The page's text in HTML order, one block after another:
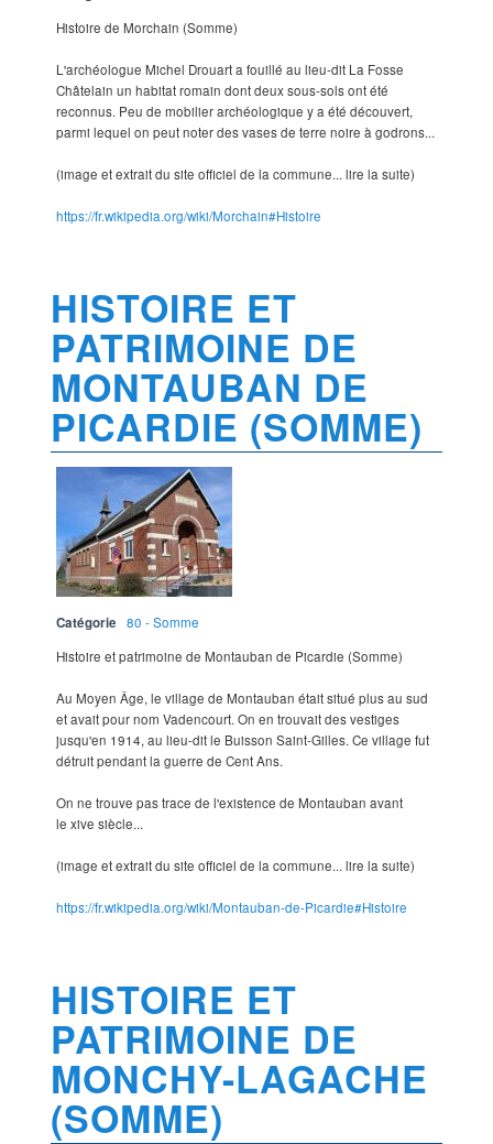
Histoire de Morchain (Somme)
L'archéologue Michel Drouart a fouillé au lieu-dit La Fosse
Châtelain un habitat romain dont deux sous-sols ont été
reconnus. Peu de mobilier archéologique y a été découvert,
parmi lequel on peut noter des vases de terre noire à godrons...
(image et extrait du site officiel de la commune... lire la suite)
https://fr.wikipedia.org/wiki/Morchain#Histoire
HISTOIRE ET
PATRIMOINE DE
MONTAUBAN DE
PICARDIE (SOMME)
Catégorie
80 - Somme
Histoire et patrimoine de Montauban de Picardie (Somme)
Au Moyen Âge, le village de Montauban était situé plus au sud
et avait pour nom Vadencourt. On en trouvait des vestiges
jusqu'en 1914, au lieu-dit le Buisson Saint-Gilles. Ce village fut
détruit pendant la guerre de Cent Ans.
On ne trouve pas trace de l'existence de Montauban avant
le xive siècle...
(image et extrait du site officiel de la commune... lire la suite)
https://fr.wikipedia.org/wiki/Montauban-de-Picardie#Histoire
HISTOIRE ET
PATRIMOINE DE
MONCHY-LAGACHE
(SOMME)